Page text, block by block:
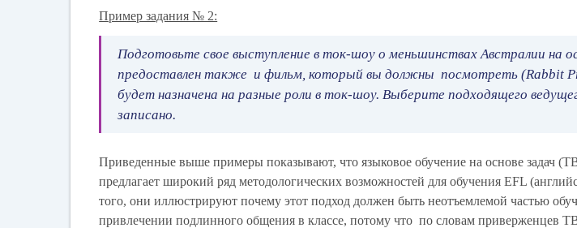
Пример задания № 2:
Подготовьте свое выступление в ток-шоу о меньшинствах Австралии на
предоставлен также и фильм, который вы должны посмотреть (Rabbit
будет назначена на разные роли в ток-шоу. Выберите подходящего
записано.
Приведенные выше примеры показывают, что языковое обучение на основе задач
предлагает широкий ряд методологических возможностей для обучения EFL
того, они иллюстрируют почему этот подход должен быть неотъемлемой частью
привлечении подлинного общения в классе, потому что по словам приверженцев